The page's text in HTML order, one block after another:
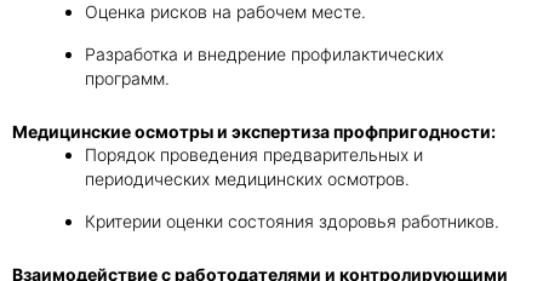
Оценка рисков на рабочем месте.
Разработка и внедрение профилактических
программ.
Медицинские осмотры и экспертиза профпригодности:
Порядок проведения предварительных и
периодических медицинских осмотров.
Критерии оценки состояния здоровья работников.
Взаимодействие с работодателями и контролирующими